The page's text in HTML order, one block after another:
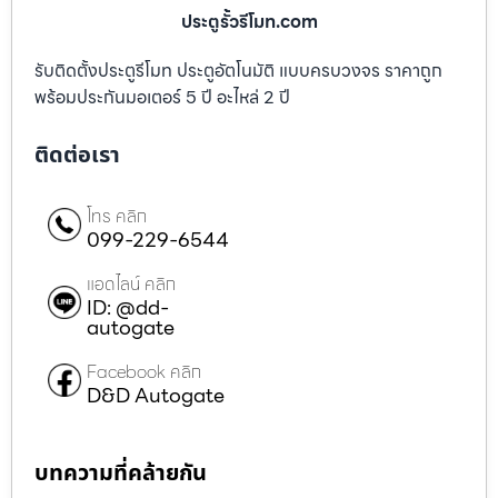
ประตูรั้วรีโมท.com
รับติดตั้งประตูรีโมท ประตูอัตโนมัติ แบบครบวงจร ราคาถูก
พร้อมประกันมอเตอร์ 5 ปี อะไหล่ 2 ปี
ติดต่อเรา
โทร คลิก
099-229-6544
แอดไลน์ คลิก
ID: @dd-
autogate
Facebook คลิก
D&D Autogate
บทความที่คล้ายกัน